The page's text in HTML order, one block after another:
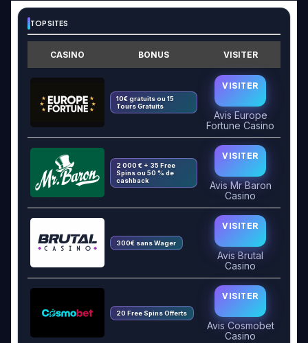
TOP SITES
CASINO BONUS VISITER
10€ gratuits ou 15
Tours Gratuits
VISITER
Avis Europe
Fortune Casino
2 000 € + 35 Free
Spins ou 50 % de
cashback
VISITER
Avis Mr Baron
Casino
300€ sans Wager
VISITER
Avis Brutal
Casino
20 Free Spins Offerts
VISITER
Avis Cosmobet
Casino